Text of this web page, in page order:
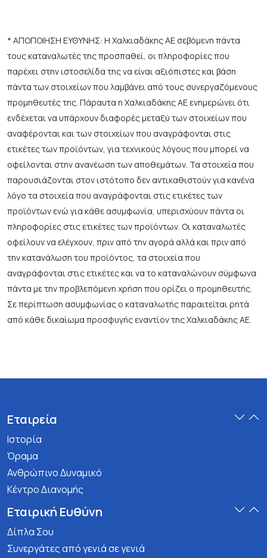
* ΑΠΟΠΟΙΗΣΗ ΕΥΘΥΝΗΣ: Η Χαλκιαδάκης ΑΕ σεβόμενη πάντα
τους καταναλωτές της προσπαθεί, οι πληροφορίες που
παρέχει στην ιστοσελίδα της να είναι αξιόπιστες και βάση
πάντα των στοιχείων που λαμβάνει από τους συνεργαζόμενους
προμηθευτές της. Πάραυτα η Χαλκιαδάκης ΑΕ ενημερώνει ότι
ενδέχεται να υπάρχουν διαφορές μεταξύ των στοιχείων που
αναφέρονται και των στοιχείων που αναγράφονται στις
ετικέτες των προϊόντων, για τεχνικούς λόγους που μπορεί να
οφείλονται στην ανανέωση των αποθεμάτων. Τα στοιχεία που
παρουσιάζονται στον ιστότοπο δεν αντικαθιστούν για κανένα
λόγο τα στοιχεία που αναγράφονται στις ετικέτες των
προϊόντων ενώ για κάθε ασυμφωνία, υπερισχύουν πάντα οι
πληροφορίες στις ετικέτες των προϊόντων. Οι καταναλωτές
οφείλουν να ελέγχουν, πριν από την αγορά αλλά και πριν από
την κατανάλωση του προϊόντος, τα στοιχεία που
αναγράφονται στις ετικέτες και να το καταναλώνουν σύμφωνα
πάντα με την προβλεπόμενη χρήση που ορίζει ο προμηθευτής.
Σε περίπτωση ασυμφωνίας ο καταναλωτής παραιτείται ρητά
από κάθε δικαίωμα προσφυγής εναντίον της Χαλκιαδάκης ΑΕ.
Εταιρεία
Ιστορία
Όραμα
Ανθρώπινο Δυναμικό
Κέντρο Διανομής
Εταιρική Ευθύνη
Δίπλα Σου
Συνεργάτες από γενιά σε γενιά